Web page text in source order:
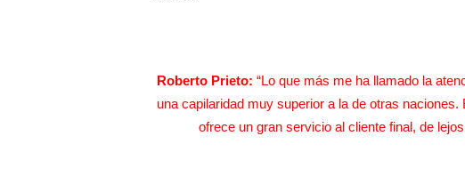
Roberto Prieto: “Lo que más me ha llamado la
una capilaridad muy superior a la de otras
ofrece un gran servicio al cliente final, de